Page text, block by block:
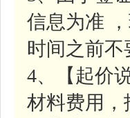
信息为准
时间之前不
4、【起价
材料费用，